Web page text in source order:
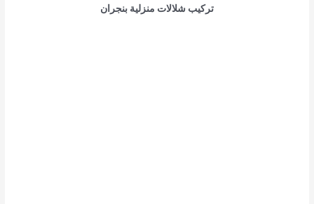
تركيب شلالات منزلية بنجران